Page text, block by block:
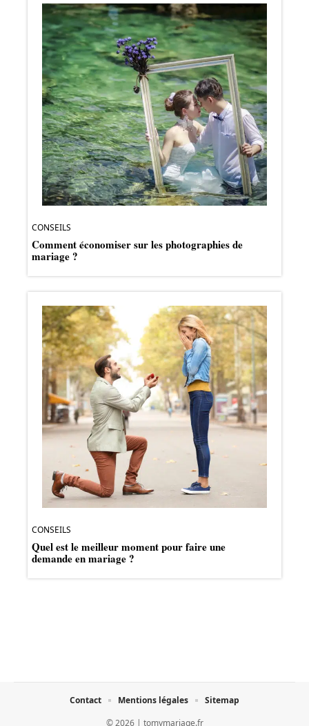
CONSEILS
Comment économiser sur les photographies de
mariage ?
CONSEILS
Quel est le meilleur moment pour faire une
demande en mariage ?
© 2026 | tomymariage.fr
Contact Mentions légales Sitemap